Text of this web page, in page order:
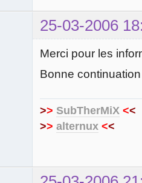
25-03-2006
Merci pour les
Bonne
>> SubTherMiX <<
>> alternux <<